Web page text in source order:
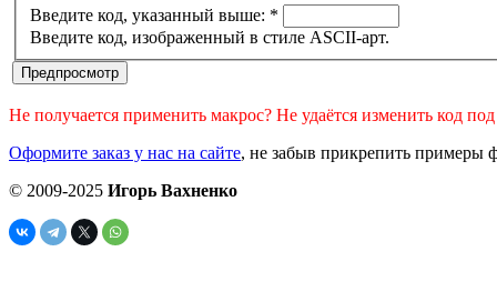
Введите код, указанный выше: *
Введите код, изображенный в стиле ASCII-арт.
Не получается применить макрос? Не удаётся изменить код
Оформите заказ у нас на сайте, не забыв прикрепить примеры
© 2009-2025 Игорь Вахненко